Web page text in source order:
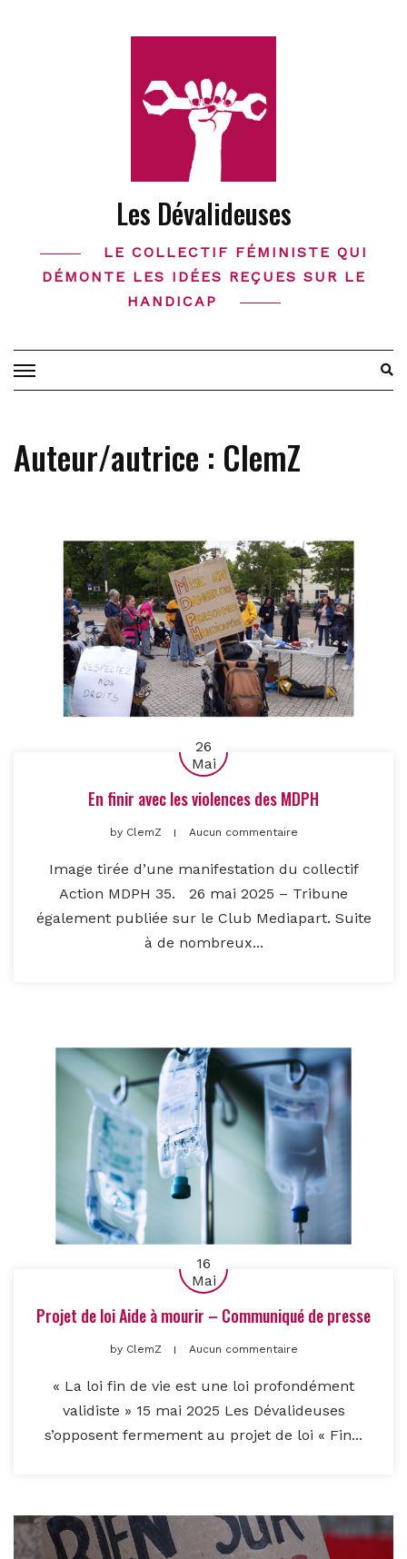
Les Dévalideuses
LE COLLECTIF FÉMINISTE QUI
DÉMONTE LES IDÉES REÇUES SUR LE
HANDICAP
Auteur/autrice : ClemZ
26
Mai
En finir avec les violences des MDPH
byClemZ Aucun commentaire
Image tirée d’une manifestation du collectif
Action MDPH 35. 26 mai 2025 – Tribune
également publiée sur le Club Mediapart. Suite
à de nombreux...
16
Mai
Projet de loi Aide à mourir – Communiqué de presse
byClemZ Aucun commentaire
« La loi fin de vie est une loi profondément
validiste » 15 mai 2025 Les Dévalideuses
s’opposent fermement au projet de loi « Fin...